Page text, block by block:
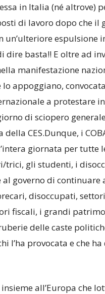
in Italia (né altrove)
di lavoro dopo che il
un’ulteriore espulsione
dire basta!! E oltre ad
manifestazione
appoggiano,
a protestare
di sciopero
CES.Dunque, i
giornata per tutte
gli studenti, i
governo di continuare
disoccupati,
fiscali, i grandi
delle caste
l’ha provocata e che
all’Europa che